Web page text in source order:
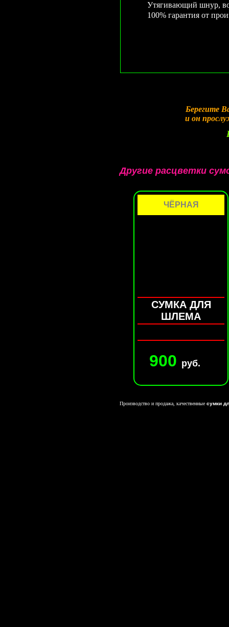
Утягивающий шнур,
100% гарантия от
Берегите
и он
Другие расцветки
ЧЁРНАЯ
СУМКА ДЛЯ
ШЛЕМА
900 руб.
Производство и продажа, качественные сумки